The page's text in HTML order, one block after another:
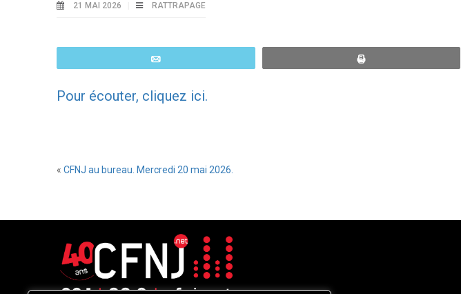
21 MAI 2026 RATTRAPAGE
Pour écouter, cliquez ici.
« CFNJ au bureau. Mercredi 20 mai 2026.